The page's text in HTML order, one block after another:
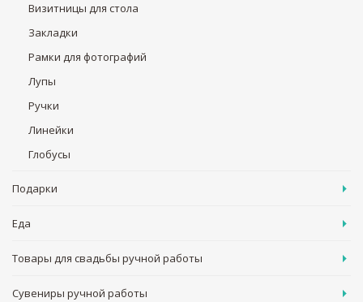
Визитницы для стола
Закладки
Рамки для фотографий
Лупы
Ручки
Линейки
Глобусы
Подарки
Еда
Товары для свадьбы ручной работы
Сувениры ручной работы